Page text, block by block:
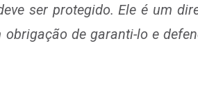
ser protegido. Ele é um
de garanti-lo e